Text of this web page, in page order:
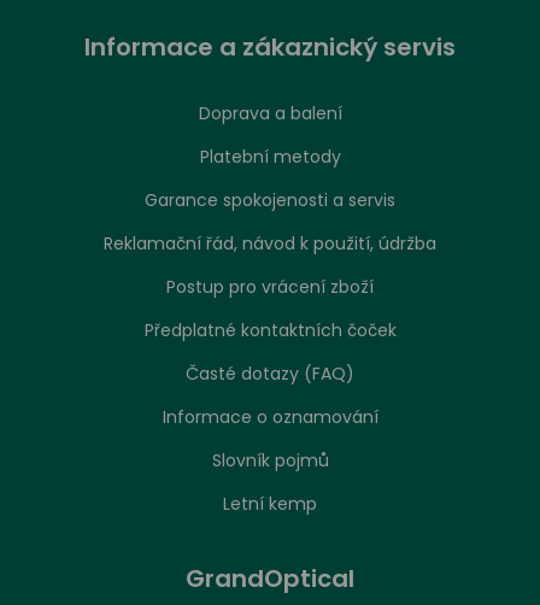
Informace a zákaznický servis
Doprava a balení
Platební metody
Garance spokojenosti a servis
Reklamační řád, návod k použití, údržba
Postup pro vrácení zboží
Předplatné kontaktních čoček
Časté dotazy (FAQ)
Informace o oznamování
Slovník pojmů
Letní kemp
GrandOptical